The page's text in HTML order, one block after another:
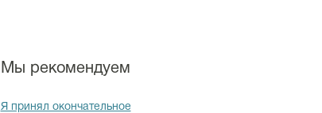
Мы рекомендуем
Я принял окончательное